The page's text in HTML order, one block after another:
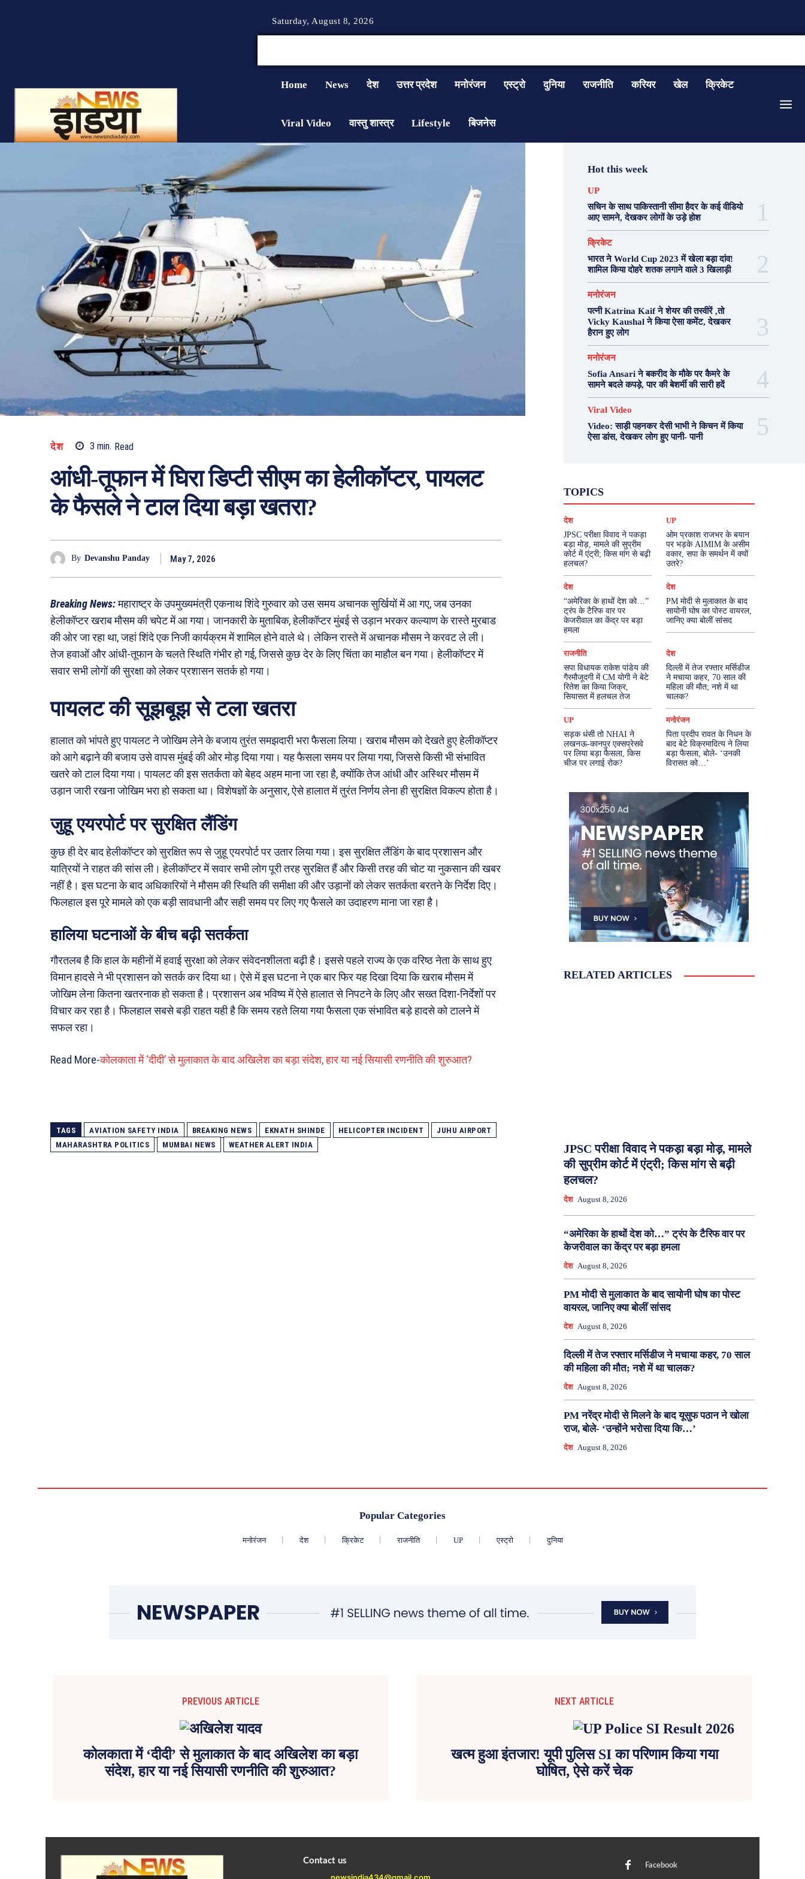
Saturday, August 8, 2026
Home News देश उत्तर प्रदेश मनोरंजन एस्ट्रो दुनिया राजनीति करियर खेल क्रिकेट
Viral Video वास्तु शास्त्र Lifestyle बिजनेस
देश 3 min. Read
आंधी-तूफान में घिरा डिप्टी सीएम का हेलीकॉप्टर, पायलट
के फैसले ने टाल दिया बड़ा खतरा?
By Devanshu Panday May 7, 2026
Breaking News:महाराष्ट्र के उपमुख्यमंत्री एकनाथ शिंदे गुरुवार को उस समय अचानक सुर्खियों में आ गए, जब उनका
हेलीकॉप्टर खराब मौसम की चपेट में आ गया। जानकारी के मुताबिक, हेलीकॉप्टर मुंबई से उड़ान भरकर कल्याण के रास्ते मुरबाड
की ओर जा रहा था, जहां शिंदे एक निजी कार्यक्रम में शामिल होने वाले थे। लेकिन रास्ते में अचानक मौसम ने करवट ले ली।
तेज हवाओं और आंधी-तूफान के चलते स्थिति गंभीर हो गई, जिससे कुछ देर के लिए चिंता का माहौल बन गया। हेलीकॉप्टर में
सवार सभी लोगों की सुरक्षा को लेकर प्रशासन सतर्क हो गया।
पायलट की सूझबूझ से टला खतरा
हालात को भांपते हुए पायलट ने जोखिम लेने के बजाय तुरंत समझदारी भरा फैसला लिया। खराब मौसम को देखते हुए हेलीकॉप्टर
को आगे बढ़ाने की बजाय उसे वापस मुंबई की ओर मोड़ दिया गया। यह फैसला समय पर लिया गया, जिससे किसी भी संभावित
खतरे को टाल दिया गया। पायलट की इस सतर्कता को बेहद अहम माना जा रहा है, क्योंकि तेज आंधी और अस्थिर मौसम में
उड़ान जारी रखना जोखिम भरा हो सकता था। विशेषज्ञों के अनुसार, ऐसे हालात में तुरंत निर्णय लेना ही सुरक्षित विकल्प होता है।
जुहू एयरपोर्ट पर सुरक्षित लैंडिंग
कुछ ही देर बाद हेलीकॉप्टर को सुरक्षित रूप से जुहू एयरपोर्ट पर उतार लिया गया। इस सुरक्षित लैंडिंग के बाद प्रशासन और
यात्रियों ने राहत की सांस ली। हेलीकॉप्टर में सवार सभी लोग पूरी तरह सुरक्षित हैं और किसी तरह की चोट या नुकसान की खबर
नहीं है। इस घटना के बाद अधिकारियों ने मौसम की स्थिति की समीक्षा की और उड़ानों को लेकर सतर्कता बरतने के निर्देश दिए।
फिलहाल इस पूरे मामले को एक बड़ी सावधानी और सही समय पर लिए गए फैसले का उदाहरण माना जा रहा है।
हालिया घटनाओं के बीच बढ़ी सतर्कता
गौरतलब है कि हाल के महीनों में हवाई सुरक्षा को लेकर संवेदनशीलता बढ़ी है। इससे पहले राज्य के एक वरिष्ठ नेता के साथ हुए
विमान हादसे ने भी प्रशासन को सतर्क कर दिया था। ऐसे में इस घटना ने एक बार फिर यह दिखा दिया कि खराब मौसम में
जोखिम लेना कितना खतरनाक हो सकता है। प्रशासन अब भविष्य में ऐसे हालात से निपटने के लिए और सख्त दिशा-निर्देशों पर
विचार कर रहा है। फिलहाल सबसे बड़ी राहत यही है कि समय रहते लिया गया फैसला एक संभावित बड़े हादसे को टालने में
सफल रहा।
Read More-कोलकाता में ‘दीदी’ से मुलाकात के बाद अखिलेश का बड़ा संदेश, हार या नई सियासी रणनीति की शुरुआत?
TAGS AVIATION SAFETY INDIA BREAKING NEWS EKNATH SHINDE HELICOPTER INCIDENT
JUHU AIRPORT
MAHARASHTRA POLITICS
MUMBAI NEWS WEATHER ALERT INDIA
Hot this week
UP
सचिन के साथ पाकिस्तानी सीमा हैदर के कई वीडियो
आए सामने, देखकर लोगों के उड़े होश
क्रिकेट
भारत ने World Cup 2023 में खेला बड़ा दांव!
शामिल किया दोहरे शतक लगाने वाले 3 खिलाड़ी
मनोरंजन
पत्नी Katrina Kaif ने शेयर की तस्वीरें ,तो
Vicky Kaushal ने किया ऐसा कमेंट, देखकर
हैरान हुए लोग
मनोरंजन
Sofia Ansari ने बकरीद के मौके पर कैमरे के
सामने बदले कपड़े, पार की बेशर्मी की सारी हदें
Viral Video
Video: साड़ी पहनकर देसी भाभी ने किचन में किया
ऐसा डांस, देखकर लोग हुए पानी- पानी
TOPICS
दुनिया
मनोरंजन
राजनीति वास्तु शास्त्र
More
देश
JPSC परीक्षा विवाद ने पकड़ा
बड़ा मोड़, मामले की सुप्रीम
कोर्ट में एंट्री; किस मांग से बढ़ी
हलचल?
UP
ओम प्रकाश राजभर के बयान
पर भड़के AIMIM के असीम
वकार, सपा के समर्थन में क्यों
उतरे?
देश
“अमेरिका के हाथों देश को…”
ट्रंप के टैरिफ वार पर
केजरीवाल का केंद्र पर बड़ा
हमला
देश
PM मोदी से मुलाकात के बाद
सायोनी घोष का पोस्ट वायरल,
जानिए क्या बोलीं सांसद
राजनीति
सपा विधायक राकेश पांडेय की
गैरमौजूदगी में CM योगी ने बेटे
रितेश का किया जिक्र,
सियासत में हलचल तेज
देश
दिल्ली में तेज रफ्तार मर्सिडीज
ने मचाया कहर, 70 साल की
महिला की मौत; नशे में था
चालक?
UP
सड़क धंसी तो NHAI ने
लखनऊ-कानपुर एक्सप्रेसवे
पर लिया बड़ा फैसला, किस
चीज पर लगाई रोक?
मनोरंजन
पिता प्रदीप रावत के निधन के
बाद बेटे विक्रमादित्य ने लिया
बड़ा फैसला, बोले- ‘उनकी
विरासत को…’
RELATED ARTICLES
JPSC परीक्षा विवाद ने पकड़ा बड़ा मोड़, मामले
की सुप्रीम कोर्ट में एंट्री; किस मांग से बढ़ी
हलचल?
देश August 8, 2026
“अमेरिका के हाथों देश को…” ट्रंप के टैरिफ वार पर
केजरीवाल का केंद्र पर बड़ा हमला
देश August 8, 2026
PM मोदी से मुलाकात के बाद सायोनी घोष का पोस्ट
वायरल, जानिए क्या बोलीं सांसद
देश August 8, 2026
दिल्ली में तेज रफ्तार मर्सिडीज ने मचाया कहर, 70 साल
की महिला की मौत; नशे में था चालक?
देश August 8, 2026
PM नरेंद्र मोदी से मिलने के बाद यूसुफ पठान ने खोला
राज, बोले- ‘उन्होंने भरोसा दिया कि…’
देश August 8, 2026
Popular Categories
मनोरंजन देश क्रिकेट राजनीति UP एस्ट्रो दुनिया
PREVIOUS ARTICLE
कोलकाता में ‘दीदी’ से मुलाकात के बाद अखिलेश का बड़ा
संदेश, हार या नई सियासी रणनीति की शुरुआत?
NEXT ARTICLE
खत्म हुआ इंतजार! यूपी पुलिस SI का परिणाम किया गया
घोषित, ऐसे करें चेक
Contact us Facebook